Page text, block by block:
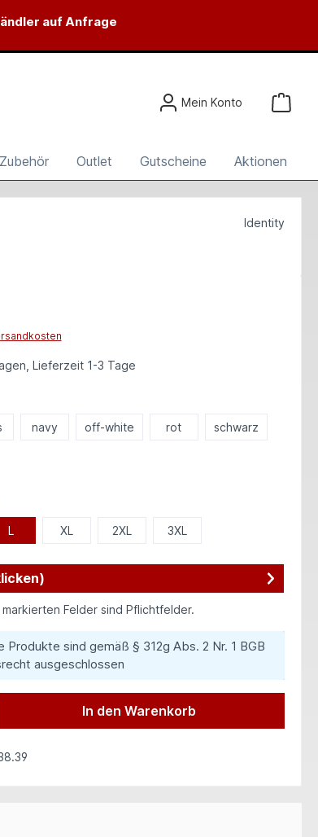
auf Anfrage
Mein Konto
Zubehör Outlet Gutscheine Aktionen
Identity
Lieferzeit 1-3 Tage
navy off-white rot schwarz
L XL 2XL 3XL
Felder sind Pflichtfelder.
Produkte sind gemäß § 312g Abs. 2 Nr. 1 BGB
ausgeschlossen
In den Warenkorb